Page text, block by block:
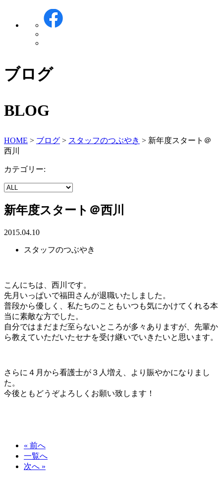
ブログ
BLOG
HOME > ブログ > スタッフのつぶやき > 新年度スタート＠
西川
カテゴリー:
新年度スタート＠西川
2015.04.10
スタッフのつぶやき
こんにちは、西川です。
先月いっぱいで福田さんが退職いたしました。
普段から優しく、私たちのこともいつも気にかけてくれる本
当に素敵な方でした。
自分ではまだまだ至らないところが多々ありますが、先輩か
ら教えていただいたセナを受け継いでいきたいと思います。
さらに４月から看護士が３人増え、より賑やかになりまし
た。
今後ともどうぞよろしくお願い致します！
« 前へ
一覧へ
次へ »